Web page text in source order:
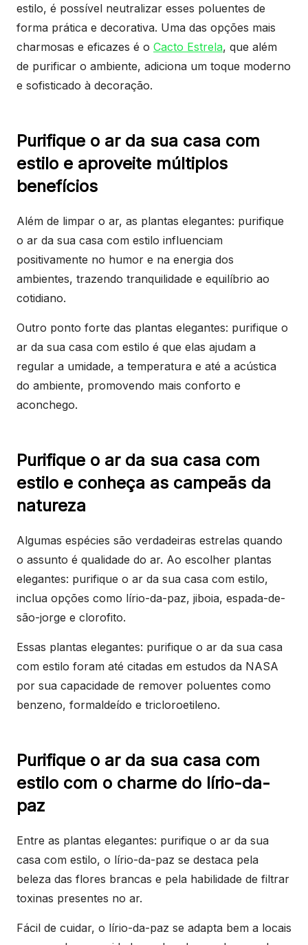
estilo, é possível neutralizar esses poluentes de
forma prática e decorativa. Uma das opções mais
charmosas e eficazes é o Cacto Estrela, que além
de purificar o ambiente, adiciona um toque moderno
e sofisticado à decoração.
Purifique o ar da sua casa com
estilo e aproveite múltiplos
benefícios
Além de limpar o ar, as plantas elegantes: purifique
o ar da sua casa com estilo influenciam
positivamente no humor e na energia dos
ambientes, trazendo tranquilidade e equilíbrio ao
cotidiano.
Outro ponto forte das plantas elegantes: purifique o
ar da sua casa com estilo é que elas ajudam a
regular a umidade, a temperatura e até a acústica
do ambiente, promovendo mais conforto e
aconchego.
Purifique o ar da sua casa com
estilo e conheça as campeãs da
natureza
Algumas espécies são verdadeiras estrelas quando
o assunto é qualidade do ar. Ao escolher plantas
elegantes: purifique o ar da sua casa com estilo,
inclua opções como lírio-da-paz, jiboia, espada-de-
são-jorge e clorofito.
Essas plantas elegantes: purifique o ar da sua casa
com estilo foram até citadas em estudos da NASA
por sua capacidade de remover poluentes como
benzeno, formaldeído e tricloroetileno.
Purifique o ar da sua casa com
estilo com o charme do lírio-da-
paz
Entre as plantas elegantes: purifique o ar da sua
casa com estilo, o lírio-da-paz se destaca pela
beleza das flores brancas e pela habilidade de filtrar
toxinas presentes no ar.
Fácil de cuidar, o lírio-da-paz se adapta bem a locais